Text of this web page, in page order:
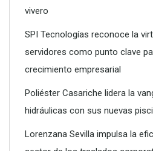
como punto clave para la
empresarial
vivero
SPI Tecnologías reconoce la
servidores como punto clave
crecimiento empresarial
Poliéster Casariche lidera la
hidráulicas con sus nuevas
Lorenzana Sevilla impulsa la